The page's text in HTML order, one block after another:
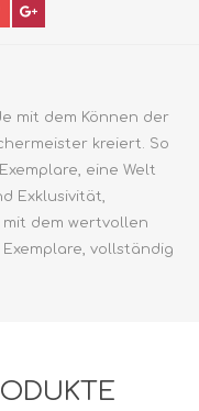
mit dem Können der
kreiert. So
eine Welt
Exklusivität,
dem wertvollen
vollständig